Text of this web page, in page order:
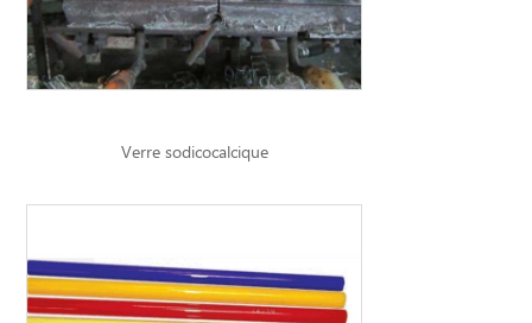
Verre sodicocalcique